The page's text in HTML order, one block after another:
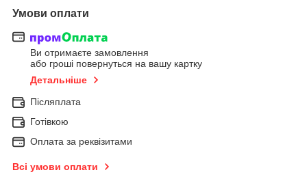
Умови оплати
Ви отримаєте замовлення
або гроші повернуться на вашу картку
Детальніше
Післяплата
Готівкою
Оплата за реквізитами
Всі умови оплати